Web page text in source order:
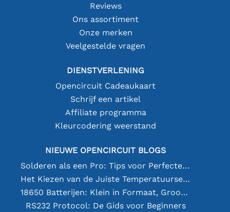
Reviews
Ons assortiment
Onze merken
Veelgestelde vragen
DIENSTVERLENING
Opencircuit Cadeaukaart
Schrijf een artikel
Affiliate programma
Kleurcodering weerstand
NIEUWE OPENCIRCUIT BLOGS
Solderen als een Pro: Tips voor Perfecte Elektronische Verbindingen
Het Kiezen van de Juiste Temperatuursensor [youtube]
18650 Batterijen: Klein in Formaat, Groot in Prestatie
RS232 Protocol: De Gids voor Beginners